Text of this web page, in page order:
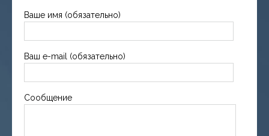
Ваше имя (обязательно)
Ваш e-mail (обязательно)
Сообщение